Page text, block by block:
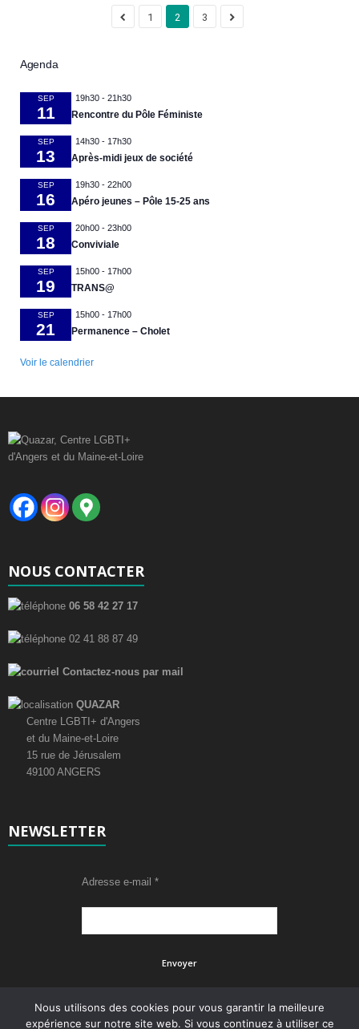
1 2 3
Agenda
SEP
11
19h30 - 21h30
Rencontre du Pôle Féministe
SEP
13
14h30 - 17h30
Après-midi jeux de société
SEP
16
19h30 - 22h00
Apéro jeunes – Pôle 15-25 ans
SEP
18
20h00 - 23h00
Conviviale
SEP
19
15h00 - 17h00
TRANS@
SEP
21
15h00 - 17h00
Permanence – Cholet
Voir le calendrier
NOUS CONTACTER
06 58 42 27 17
02 41 88 87 49
Contactez-nous par mail
QUAZAR
Centre LGBTI+ d'Angers
et du Maine-et-Loire
15 rue de Jérusalem
49100 ANGERS
NEWSLETTER
Adresse e-mail *
Nous utilisons des cookies pour vous garantir la meilleure
expérience sur notre site web. Si vous continuez à utiliser ce